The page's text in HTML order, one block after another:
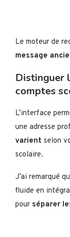
Le moteur de
message
Distinguer
comptes
L’interface
une adresse
varient selon
scolaire.
J’ai remarqué
fluide en
pour séparer